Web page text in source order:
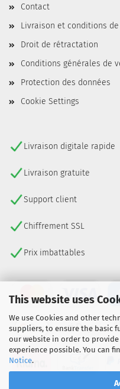
This website uses
We use Cookies and other
suppliers, to ensure the basic
our website in order to
experience possible. You can
Notice.
Contact
Livraison et conditions
Droit de rétractation
Conditions générales de
Protection des données
Cookie Settings
Livraison digitale rapide
Livraison gratuite
Support client
Chiffrement SSL
Prix imbattables